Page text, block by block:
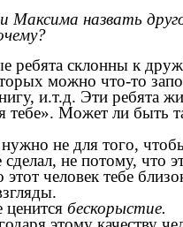
Максима назвать
ребята склонны к
можно что-то
и.т.д. Эти ребята
тебе». Может ли быть
не для того,
не потому, что
человек тебе
бескорыстие.